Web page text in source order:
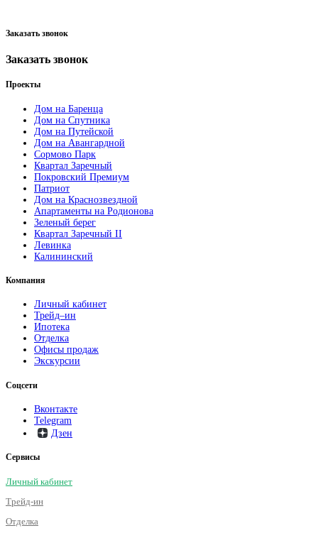
Заказать звонок
Заказать звонок
Проекты
Дом на Баренца
Дом на Спутника
Дом на Путейской
Дом на Авангардной
Сормово Парк
Квартал Заречный
Покровский Премиум
Патриот
Дом на Краснозвездной
Апартаменты на Родионова
Зеленый берег
Квартал Заречный II
Левинка
Калининский
Компания
Личный кабинет
Трейд–ин
Ипотека
Отделка
Офисы продаж
Экскурсии
Соцсети
Вконтакте
Telegram
Дзен
Сервисы
Личный кабинет
Трейд-ин
Отделка